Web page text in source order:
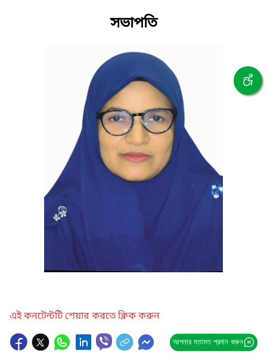
সভাপতি
এই কনটেন্টটি শেয়ার করতে ক্লিক করুন
আপনার মতামত প্রদান করুন